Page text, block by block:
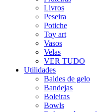
Livros
Peseira
Potiche
Toy art
Vasos
Velas
VER TUDO
Utilidades
Baldes de gelo
Bandejas
Boleiras
Bowls